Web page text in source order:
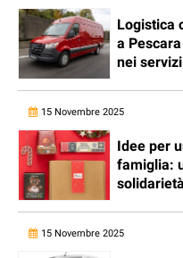
Logistica
a
nei
15 Novembre 2025
Idee per
famiglia:
solidarietà
15 Novembre 2025